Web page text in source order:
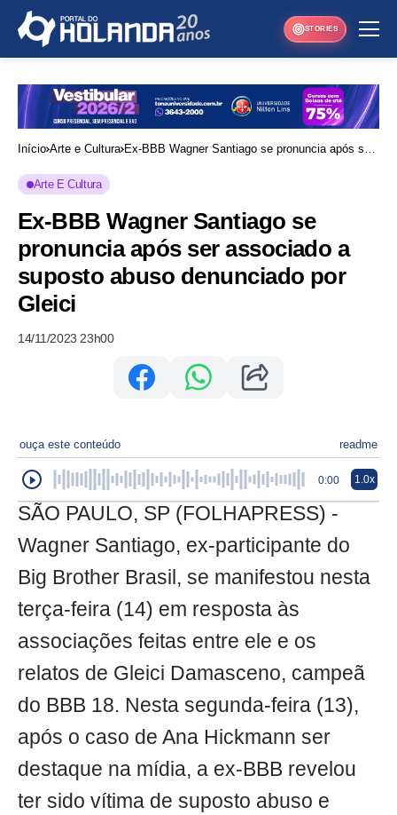
STORIES
Início Arte e Cultura Ex-BBB Wagner Santiago se pronuncia após ser
Arte E Cultura
Ex-BBB Wagner Santiago se
pronuncia após ser associado a
suposto abuso denunciado por
Gleici
14/11/2023 23h00
ouça este conteúdo readme
0:00 1.0x
SÃO PAULO, SP (FOLHAPRESS) -
Wagner Santiago, ex-participante do
Big Brother Brasil, se manifestou nesta
terça-feira (14) em resposta às
associações feitas entre ele e os
relatos de Gleici Damasceno, campeã
do BBB 18. Nesta segunda-feira (13),
após o caso de Ana Hickmann ser
destaque na mídia, a ex-BBB revelou
ter sido vítima de suposto abuso e